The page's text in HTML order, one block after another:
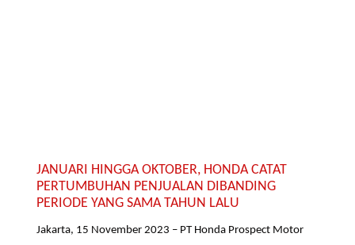
JANUARI HINGGA OKTOBER, HONDA CATAT
PERTUMBUHAN PENJUALAN DIBANDING
PERIODE YANG SAMA TAHUN LALU
Jakarta, 15 November 2023 – PT Honda Prospect Motor